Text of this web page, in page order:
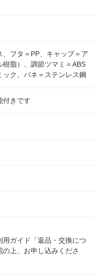
フタ＝PP、キャップ＝ア
樹脂）、調節ツマミ＝ABS
ック、バネ＝ステンレス鋼
付きです
用ガイド「返品・交換につ
上、お申し込みくださ